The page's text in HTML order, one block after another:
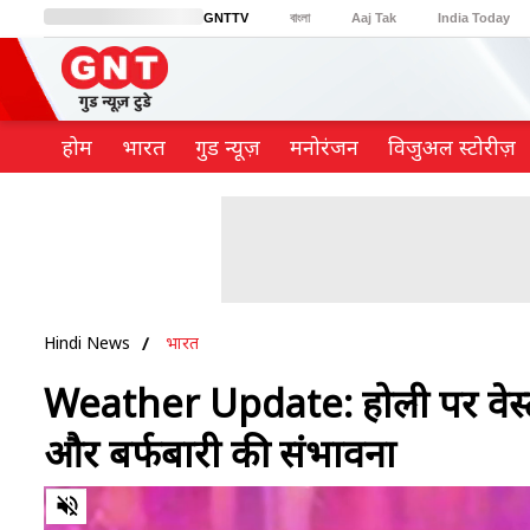
GNTTV বাংলা Aaj Tak India Today
BT Bazaar Cosmopolitan
होम भारत गुड न्यूज़ मनोरंजन विजुअल स्टोरीज़
Hindi News भारत
Weather Update: होली पर
और बर्फबारी की संभावना
0
of